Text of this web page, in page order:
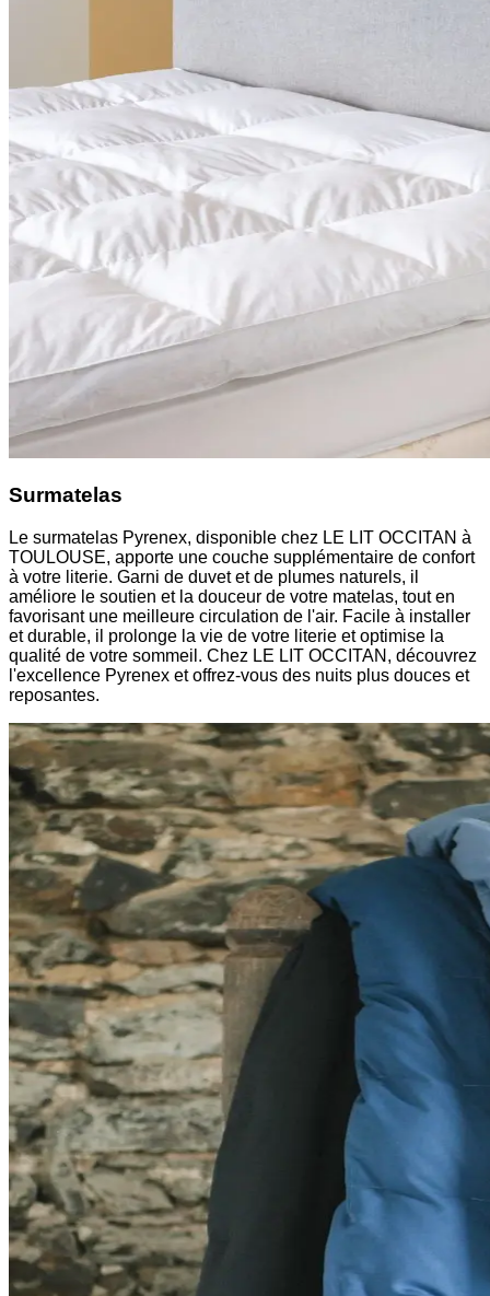
Surmatelas
Le surmatelas Pyrenex, disponible chez LE LIT OCCITAN à
TOULOUSE, apporte une couche supplémentaire de confort
à votre literie. Garni de duvet et de plumes naturels, il
améliore le soutien et la douceur de votre matelas, tout en
favorisant une meilleure circulation de l'air. Facile à installer
et durable, il prolonge la vie de votre literie et optimise la
qualité de votre sommeil. Chez LE LIT OCCITAN, découvrez
l'excellence Pyrenex et offrez-vous des nuits plus douces et
reposantes.